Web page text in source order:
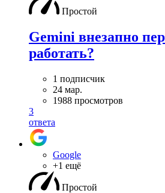
Простой
Gemini внезапно
работать?
1 подписчик
24 мар.
1988 просмотров
3
ответа
Google
+1 ещё
Простой